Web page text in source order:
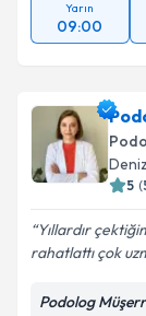
Yarın
09:00
5 (
Yıllardır
rahatlattı çok
Podolog